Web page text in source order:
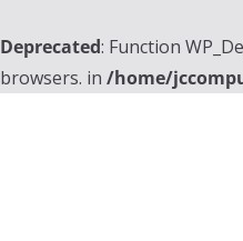
Deprecated: Function
browsers. in /home/